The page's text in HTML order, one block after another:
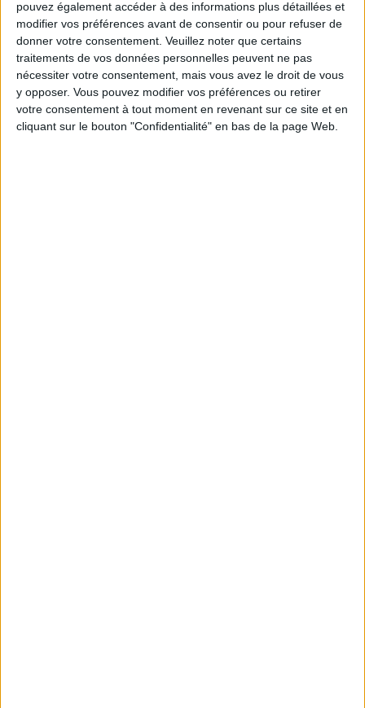
pouvez également accéder à des informations plus détaillées et
modifier vos préférences avant de consentir ou pour refuser de
donner votre consentement. Veuillez noter que certains
traitements de vos données personnelles peuvent ne pas
nécessiter votre consentement, mais vous avez le droit de vous
y opposer. Vous pouvez modifier vos préférences ou retirer
votre consentement à tout moment en revenant sur ce site et en
cliquant sur le bouton "Confidentialité" en bas de la page Web.
TOUT CE QUE VOUS DEVEZ FAIRE À PARIS EN AOÛT